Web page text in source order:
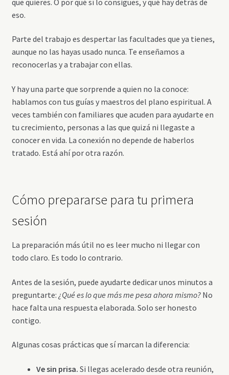
eso.
Parte del trabajo es despertar las facultades que ya tienes,
aunque no las hayas usado nunca. Te enseñamos a
reconocerlas y a trabajar con ellas.
Y hay una parte que sorprende a quien no la conoce:
hablamos con tus guías y maestros del plano espiritual. A
veces también con familiares que acuden para ayudarte en
tu crecimiento, personas a las que quizá ni llegaste a
conocer en vida. La conexión no depende de haberlos
tratado. Está ahí por otra razón.
Cómo prepararse para tu primera
sesión
La preparación más útil no es leer mucho ni llegar con
todo claro. Es todo lo contrario.
Antes de la sesión, puede ayudarte dedicar unos minutos a
preguntarte: ¿Qué es lo que más me pesa ahora mismo?No
hace falta una respuesta elaborada. Solo ser honesto
contigo.
Algunas cosas prácticas que sí marcan la diferencia:
Ve sin prisa. Si llegas acelerado desde otra reunión,